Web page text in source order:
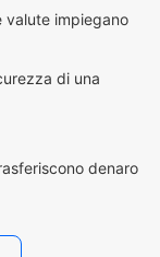
valute impiegano
di una
denaro